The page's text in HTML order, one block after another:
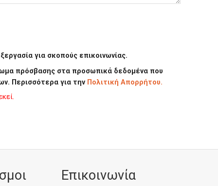
για σκοπούς επικοινωνίας.
πρόσβασης στα προσωπικά δεδομένα που
Περισσότερα για την Πολιτική Απορρήτου.
Επικοινωνία